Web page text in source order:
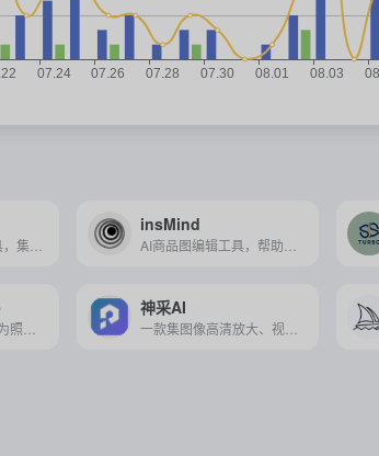
insMind
神采AI
一款集图像高清放大、视频创作、3D模型生成及创意融合等功能于一体的强大人工智能工具。